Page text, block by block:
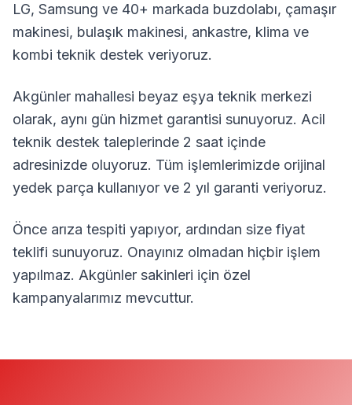
LG, Samsung ve 40+ markada buzdolabı, çamaşır
makinesi, bulaşık makinesi, ankastre, klima ve
kombi teknik destek veriyoruz.
Akgünler mahallesi beyaz eşya teknik merkezi
olarak, aynı gün hizmet garantisi sunuyoruz. Acil
teknik destek taleplerinde 2 saat içinde
adresinizde oluyoruz. Tüm işlemlerimizde orijinal
yedek parça kullanıyor ve 2 yıl garanti veriyoruz.
Önce arıza tespiti yapıyor, ardından size fiyat
teklifi sunuyoruz. Onayınız olmadan hiçbir işlem
yapılmaz. Akgünler sakinleri için özel
kampanyalarımız mevcuttur.